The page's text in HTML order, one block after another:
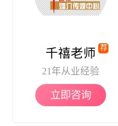
千禧老师 荐
21年从业经验
立即咨询